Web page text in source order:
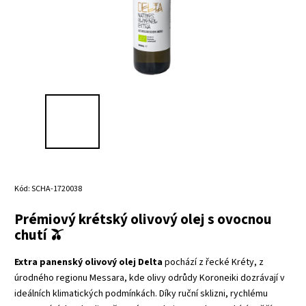
Kód:SCHA-1720038
Prémiový krétský olivový olej s ovocnou
chutí 🫒
Extra panenský olivový olej Deltapochází z řecké Kréty, z
úrodného regionu Messara, kde olivy odrůdy Koroneiki dozrávají v
ideálních klimatických podmínkách. Díky ruční sklizni, rychlému